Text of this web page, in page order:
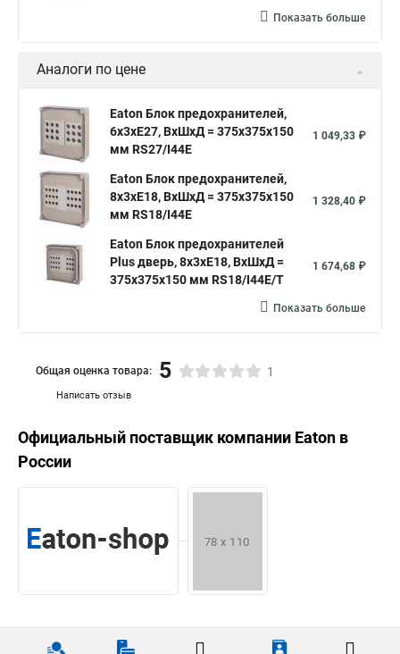
Показать больше
Аналоги по цене
Eaton Блок предохранителей,
6x3xE27, ВхШхД = 375x375x150
мм RS27/I44E
1 049,33 ₽
Eaton Блок предохранителей,
8x3xE18, ВхШхД = 375x375x150
мм RS18/I44E
1 328,40 ₽
Eaton Блок предохранителей
Plus дверь, 8x3xE18, ВхШхД =
375x375x150 мм RS18/I44E/T
1 674,68 ₽
Показать больше
Написать отзыв
Общая оценка товара: 5 1
Официальный поставщик компании Eaton в
России